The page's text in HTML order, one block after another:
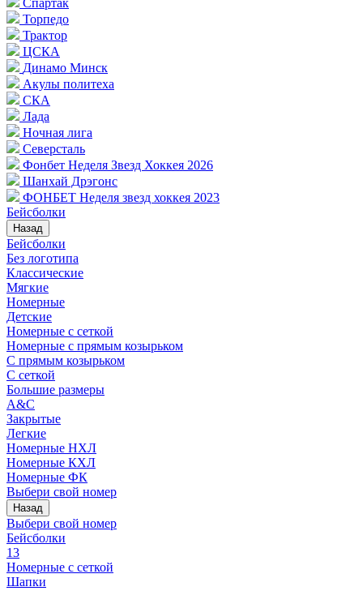
Спартак
Торпедо
Трактор
ЦСКА
Динамо Минск
Акулы политеха
СКА
Лада
Ночная лига
Северсталь
Фонбет Неделя Звезд Хоккея 2026
Шанхай Дрэгонс
ФОНБЕТ Неделя звезд хоккея 2023
Бейсболки
Назад
Бейсболки
Без логотипа
Классические
Мягкие
Номерные
Детские
Номерные с сеткой
Номерные с прямым козырьком
С прямым козырьком
С сеткой
Большие размеры
A&C
Закрытые
Легкие
Номерные НХЛ
Номерные КХЛ
Номерные ФК
Выбери свой номер
Назад
Выбери свой номер
Бейсболки
13
Номерные с сеткой
Шапки